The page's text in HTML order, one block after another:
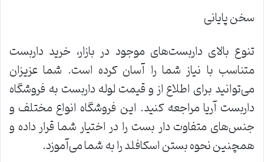
سخن پایانی
تنوع بالای داربست‌های موجود در بازار، خرید داربست
متناسب با نیاز شما را آسان کرده است. شما عزیزان
می‌توانید برای اطلاع از و قیمت لوله داربست به فروشگاه
داربست آریا مراجعه کنید. این فروشگاه انواع مختلف و
جنس‌های متفاوت دار بست را در اختیار شما قرار داده و
همچنین نحوه بستن اسکافلد را به شما می‌آموزد.